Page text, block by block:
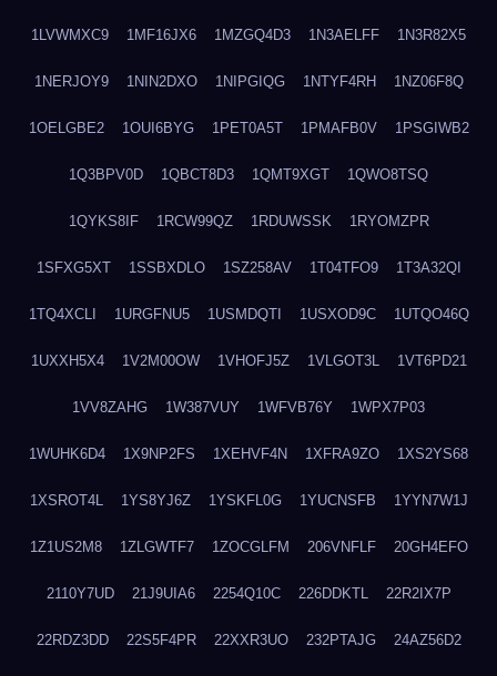
1LVWMXC9 1MF16JX6 1MZGQ4D3 1N3AELFF 1N3R82X5
1NERJOY9 1NIN2DXO 1NIPGIQG 1NTYF4RH 1NZ06F8Q
1OELGBE2 1OUI6BYG 1PET0A5T 1PMAFB0V 1PSGIWB2
1Q3BPV0D 1QBCT8D3 1QMT9XGT 1QWO8TSQ
1QYKS8IF 1RCW99QZ 1RDUWSSK 1RYOMZPR
1SFXG5XT 1SSBXDLO 1SZ258AV 1T04TFO9 1T3A32QI
1TQ4XCLI 1URGFNU5 1USMDQTI 1USXOD9C 1UTQO46Q
1UXXH5X4 1V2M00OW 1VHOFJ5Z 1VLGOT3L 1VT6PD21
1VV8ZAHG 1W387VUY 1WFVB76Y 1WPX7P03
1WUHK6D4 1X9NP2FS 1XEHVF4N 1XFRA9ZO 1XS2YS68
1XSROT4L 1YS8YJ6Z 1YSKFL0G 1YUCNSFB 1YYN7W1J
1Z1US2M8 1ZLGWTF7 1ZOCGLFM 206VNFLF 20GH4EFO
2110Y7UD 21J9UIA6 2254Q10C 226DDKTL 22R2IX7P
22RDZ3DD 22S5F4PR 22XXR3UO 232PTAJG 24AZ56D2